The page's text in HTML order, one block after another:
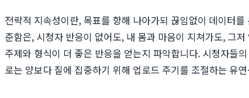
전략적 지속성이란, 목표를 향해 나아가되 끊임없이 데이터
준함은, 시청자 반응이 없어도, 내 몸과 마음이 지쳐가도, 그
주제와 형식이 더 좋은 반응을 얻는지 파악합니다. 시청자들
로는 양보다 질에 집중하기 위해 업로드 주기를 조절하는 유